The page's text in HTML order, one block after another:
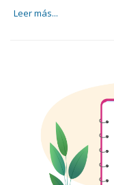
Leer más...